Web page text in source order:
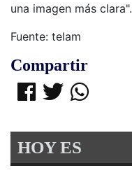
una imagen más clara".
Fuente: telam
Compartir
HOY ES